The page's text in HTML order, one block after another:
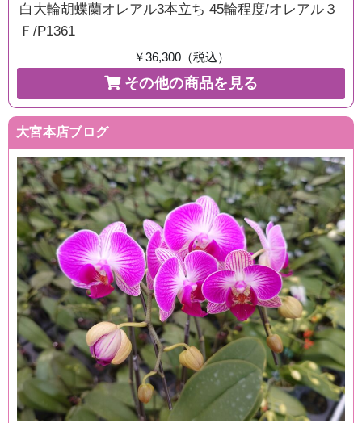
白大輪胡蝶蘭オレアル3本立ち 45輪程度/オレアル３
Ｆ/P1361
￥36,300（税込）
その他の商品を見る
大宮本店ブログ